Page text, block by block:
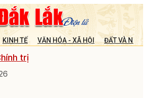
KINH TẾ VĂN HÓA - XÃ HỘI ĐẤT VÀ
trị